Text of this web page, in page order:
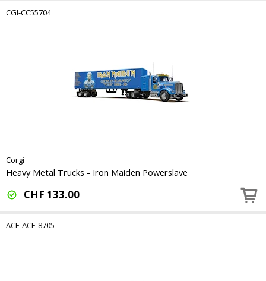
CGI-CC55704
Corgi
Heavy Metal Trucks - Iron Maiden Powerslave
CHF 133.00
ACE-ACE-8705